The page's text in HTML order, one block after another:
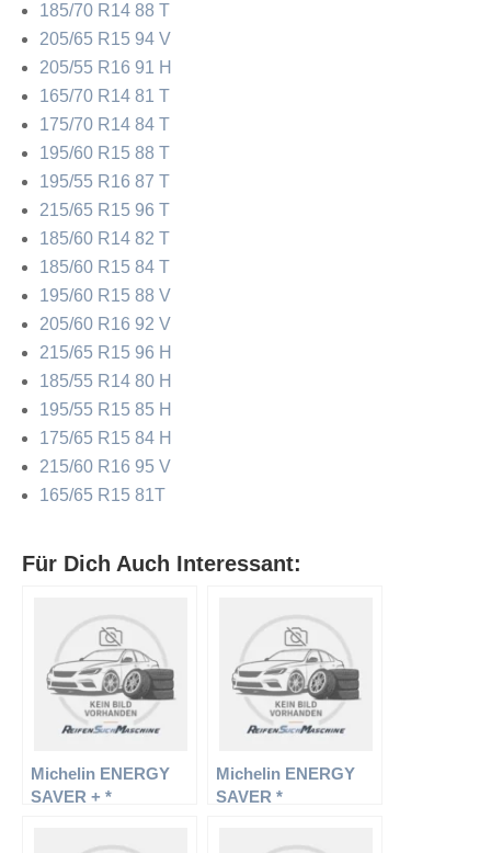
185/70 R14 88 T
205/65 R15 94 V
205/55 R16 91 H
165/70 R14 81 T
175/70 R14 84 T
195/60 R15 88 T
195/55 R16 87 T
215/65 R15 96 T
185/60 R14 82 T
185/60 R15 84 T
195/60 R15 88 V
205/60 R16 92 V
215/65 R15 96 H
185/55 R14 80 H
195/55 R15 85 H
175/65 R15 84 H
215/60 R16 95 V
165/65 R15 81T
Für Dich Auch Interessant:
Michelin ENERGY
SAVER + *
Michelin ENERGY
SAVER *